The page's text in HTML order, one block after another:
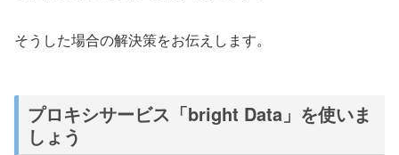
そうした場合の解決策をお伝えします。
プロキシサービス「bright Data」を使いま
しょう